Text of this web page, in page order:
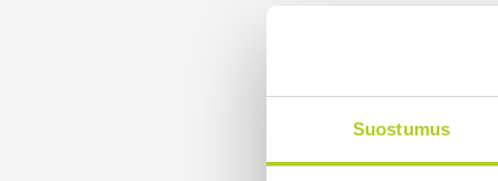
Suostumus